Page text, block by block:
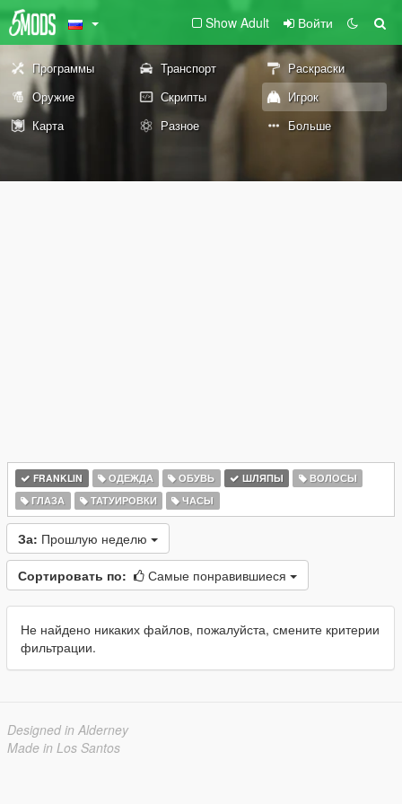
Show Adult Войти
Программы Транспорт
Раскраски
Оружие
Скрипты
Игрок
Карта
Разное Больше
FRANKLIN ОДЕЖДА ОБУВЬ ШЛЯПЫ
ВОЛОСЫ
ГЛАЗА
ТАТУИРОВКИ ЧАСЫ
За: Прошлую неделю
Сортировать по: Самые понравившиеся
Не найдено никаких файлов, пожалуйста, смените критерии
фильтрации.
Designed in Alderney
Made in Los Santos